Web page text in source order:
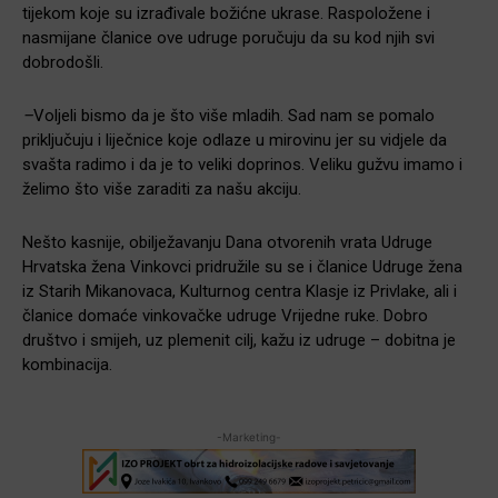
tijekom koje su izrađivale božićne ukrase. Raspoložene i
nasmijane članice ove udruge poručuju da su kod njih svi
dobrodošli.
–Voljeli bismo da je što više mladih. Sad nam se pomalo
priključuju i liječnice koje odlaze u mirovinu jer su vidjele da
svašta radimo i da je to veliki doprinos. Veliku gužvu imamo i
želimo što više zaraditi za našu akciju.
Nešto kasnije, obilježavanju Dana otvorenih vrata Udruge
Hrvatska žena Vinkovci pridružile su se i članice Udruge žena
iz Starih Mikanovaca, Kulturnog centra Klasje iz Privlake, ali i
članice domaće vinkovačke udruge Vrijedne ruke. Dobro
društvo i smijeh, uz plemenit cilj, kažu iz udruge – dobitna je
kombinacija.
-Marketing-